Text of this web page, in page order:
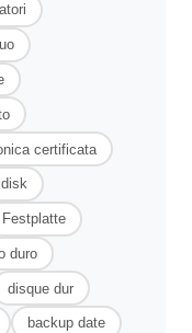
certificata
disk
Festplatte
duro
disque dur
backup date